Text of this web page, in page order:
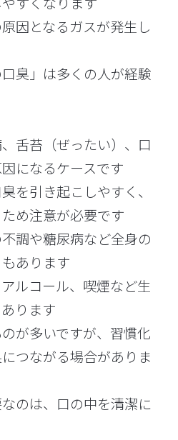
因となるガスが発生し
臭」は多くの人が経験
舌苔（ぜったい）、口
になるケースです
を引き起こしやすく、
め注意が必要です
調や糖尿病など全身の
あります
ルコール、喫煙など生
ります
が多いですが、習慣化
つながる場合がありま
のは、口の中を清潔に